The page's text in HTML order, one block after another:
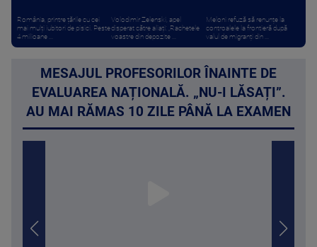
România, printre țările cu cei
mai mulți iubitori de pisici. Peste
4 milioane ...
Volodimir Zelenski, apel
disperat către aliați: „Rachetele
voastre din depozite ...
Meloni refuză să renunțe la
controalele la frontieră după
valul de migranți din ...
MESAJUL PROFESORILOR ÎNAINTE DE
EVALUAREA NAȚIONALĂ. „NU-I LĂSAȚI”.
AU MAI RĂMAS 10 ZILE PÂNĂ LA EXAMEN